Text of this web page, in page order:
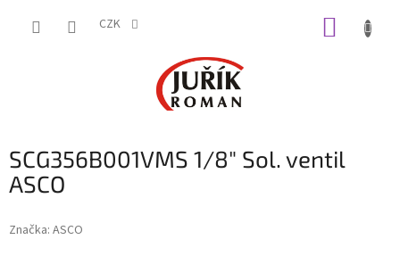
CZK
SCG356B001VMS 1/8" Sol. ventil
ASCO
Značka: ASCO